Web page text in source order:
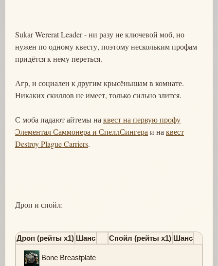
Sukar Wererat Leader - ни разу не ключевой моб, но
нужен по одному квесту, поэтому нескольким профам
придётся к нему переться.
Агр, и социален к другим крысёнышам в комнате.
Никаких скиллов не имеет, только сильно злится.
С моба падают айтемы на квест на первую профу
Элементал Саммонера и СпеллСингера и на квест
Destroy Plague Carriers.
Дроп и спойл:
Дроп (рейты х1) Шанс Спойл (рейты х1) Шанс
Bone Breastplate